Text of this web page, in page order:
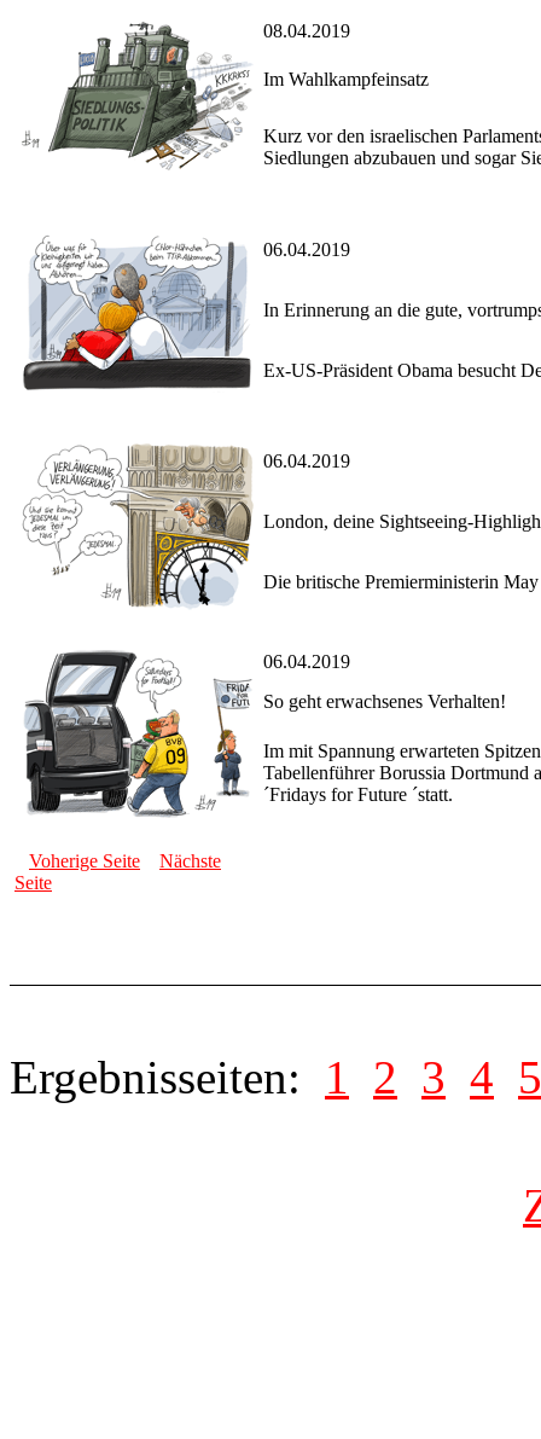
08.04.2019
Im Wahlkampfeinsatz
Kurz vor den israelischen
Siedlungen abzubauen und sogar
06.04.2019
In Erinnerung an die gute,
Ex-US-Präsident Obama besucht
06.04.2019
London, deine Sightseeing-
Die britische Premierministerin
06.04.2019
So geht erwachsenes Verhalten!
Im mit Spannung erwarteten
Tabellenführer Borussia Dortmund
´Fridays for Future ´statt.
Voherige Seite
Nächste
Seite
Ergebnisseiten: 1 2 3 4 5